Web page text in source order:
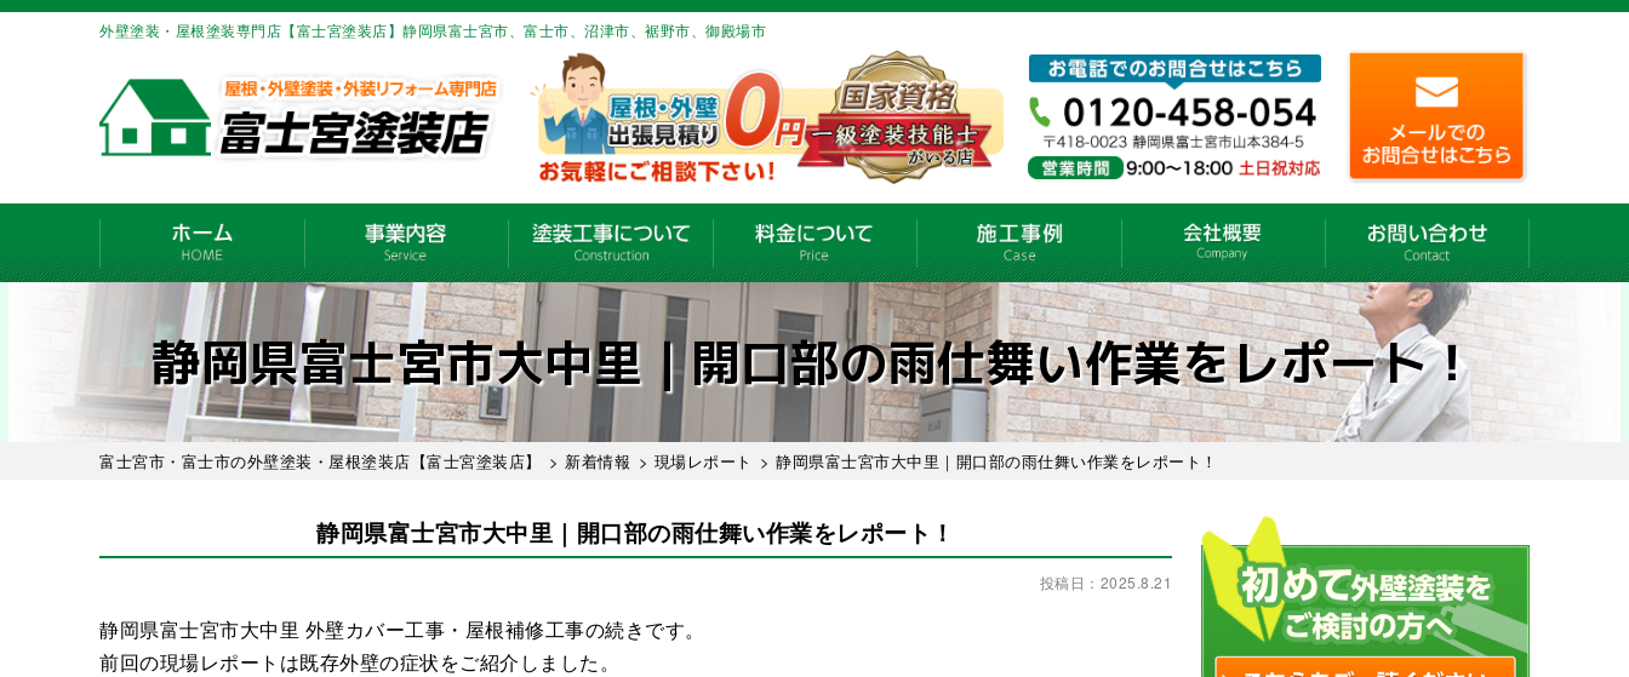
外壁塗装・屋根塗装専門店【富士宮塗装店】静岡県富士宮市、富士市、沼津市、裾野市、御殿場市
静岡県富士宮市大中里｜開口部の雨仕舞い作業をレポート！
富士宮市・富士市の外壁塗装・屋根塗装店【富士宮塗装店】 > 新着情報 > 現場レポート > 静岡県富士宮市大中里｜開口部の雨仕舞い作業をレポート！
静岡県富士宮市大中里｜開口部の雨仕舞い作業をレポート！
投稿日：2025.8.21
静岡県富士宮市大中里 外壁カバー工事・屋根補修工事の続きです。
前回の現場レポートは既存外壁の症状をご紹介しました。